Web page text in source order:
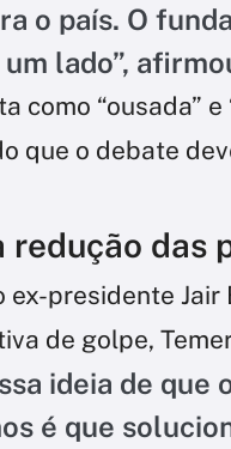
o país. O
lado”,
como “ousada”
que o debate
redução das
ex-presidente
de golpe,
ideia de
é que